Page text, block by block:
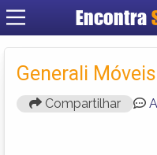
Encontra
Generali Móveis
Compartilhar